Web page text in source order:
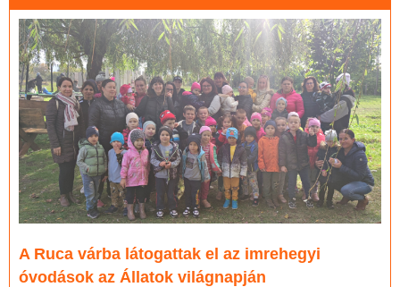
A Ruca várba látogattak el az imrehegyi
óvodások az Állatok világnapján